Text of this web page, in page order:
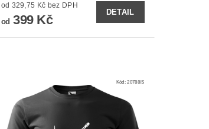
od 329,75 Kč bez DPH
od 399 Kč
DETAIL
Kód:20788/S